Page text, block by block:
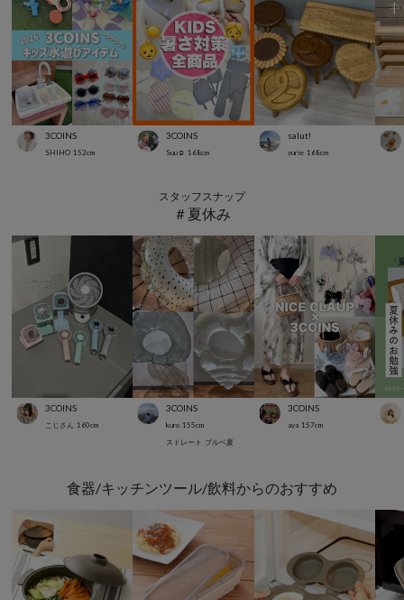
3COINS
SHIHO 152cm
3COINS
Suu☺︎ 168cm
salut!
yurie 168cm
スタッフスナップ
＃夏休み
3COINS
こじさん 160cm
3COINS
kuro 155cm
ストレート ブルベ夏
3COINS
aya 157cm
食器/キッチンツール/飲料からのおすすめ